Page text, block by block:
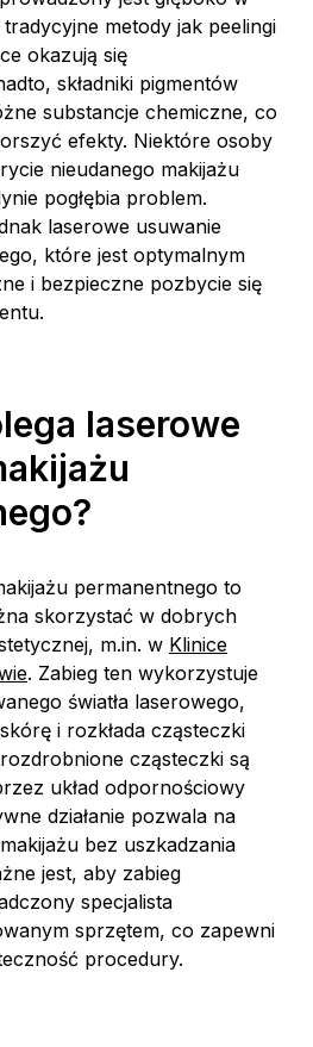
metody jak peelingi
okazują się
składniki pigmentów
substancje chemiczne, co
efekty. Niektóre osoby
nieudanego makijażu
pogłębia problem.
laserowe usuwanie
które jest optymalnym
i bezpieczne pozbycie się
laserowe
permanentnego to
skorzystać w dobrych
m.in. w Klinice
. Zabieg ten wykorzystuje
światła laserowego,
i rozkłada cząsteczki
cząsteczki są
układ odpornościowy
działanie pozwala na
bez uszkadzania
jest, aby zabieg
specjalista
sprzętem, co zapewni
procedury.